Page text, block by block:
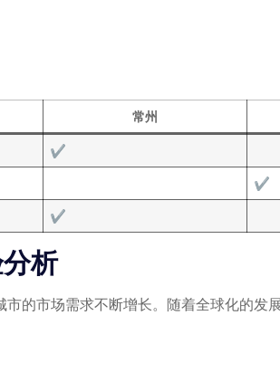
常州
✔
✔
✔
析
的市场需求不断增长。随着全球化的